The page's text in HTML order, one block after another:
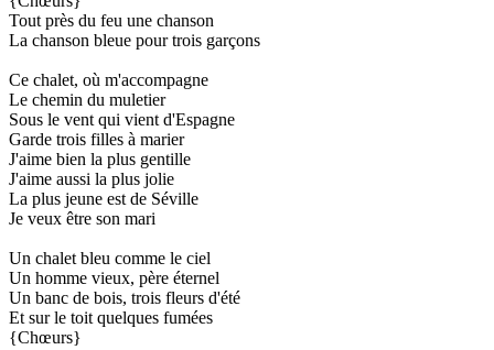
Tout près du feu une chanson
La chanson bleue pour trois garçons
Ce chalet, où m'accompagne
Le chemin du muletier
Sous le vent qui vient d'Espagne
Garde trois filles à marier
J'aime bien la plus gentille
J'aime aussi la plus jolie
La plus jeune est de Séville
Je veux être son mari
Un chalet bleu comme le ciel
Un homme vieux, père éternel
Un banc de bois, trois fleurs d'été
Et sur le toit quelques fumées
{Chœurs}